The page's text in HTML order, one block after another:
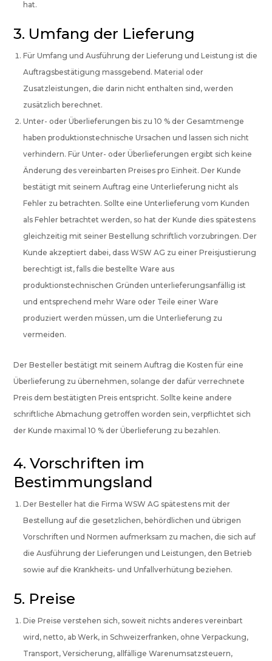
hat.
3. Umfang der Lieferung
Für Umfang und Ausführung der Lieferung und Leistung ist die
Auftragsbestätigung massgebend. Material oder
Zusatzleistungen, die darin nicht enthalten sind, werden
zusätzlich berechnet.
Unter- oder Überlieferungen bis zu 10 % der Gesamtmenge
haben produktionstechnische Ursachen und lassen sich nicht
verhindern. Für Unter- oder Überlieferungen ergibt sich keine
Änderung des vereinbarten Preises pro Einheit. Der Kunde
bestätigt mit seinem Auftrag eine Unterlieferung nicht als
Fehler zu betrachten. Sollte eine Unterlieferung vom Kunden
als Fehler betrachtet werden, so hat der Kunde dies spätestens
gleichzeitig mit seiner Bestellung schriftlich vorzubringen. Der
Kunde akzeptiert dabei, dass WSW AG zu einer Preisjustierung
berechtigt ist, falls die bestellte Ware aus
produktionstechnischen Gründen unterlieferungsanfällig ist
und entsprechend mehr Ware oder Teile einer Ware
produziert werden müssen, um die Unterlieferung zu
vermeiden.
Der Besteller bestätigt mit seinem Auftrag die Kosten für eine
Überlieferung zu übernehmen, solange der dafür verrechnete
Preis dem bestätigten Preis entspricht. Sollte keine andere
schriftliche Abmachung getroffen worden sein, verpflichtet sich
der Kunde maximal 10 % der Überlieferung zu bezahlen.
4. Vorschriften im
Bestimmungsland
Der Besteller hat die Firma WSW AG spätestens mit der
Bestellung auf die gesetzlichen, behördlichen und übrigen
Vorschriften und Normen aufmerksam zu machen, die sich auf
die Ausführung der Lieferungen und Leistungen, den Betrieb
sowie auf die Krankheits- und Unfallverhütung beziehen.
5. Preise
Die Preise verstehen sich, soweit nichts anderes vereinbart
wird, netto, ab Werk, in Schweizerfranken, ohne Verpackung,
Transport, Versicherung, allfällige Warenumsatzsteuern,